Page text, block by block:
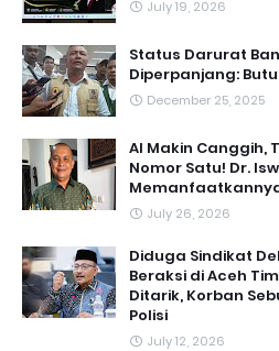
July 19, 2026
Status Darurat
Diperpanjang:
December 25, 2025
AI Makin Canggih,
Nomor Satu! Dr.
July 26, 2026
Diduga Sindikat
Beraksi di Aceh
Ditarik, Korban
Polisi
July 12, 2026